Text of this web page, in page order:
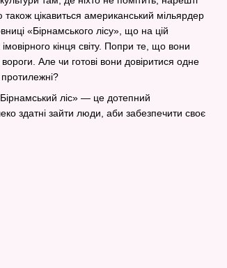
цікавиться американський мільярдер
«Бірнамського лісу», що на цій
кінця світу. Попри те, що вони
Але чи готові вони довіритися одне
протилежні?
ліс» — це дотепний
здатні зайти люди, аби забезпечити своє